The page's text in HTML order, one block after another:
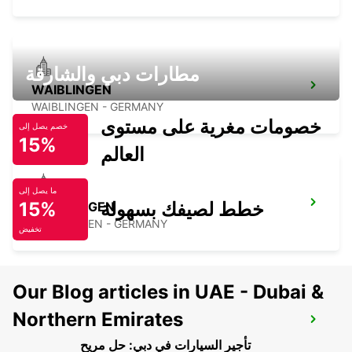
WAIBLINGEN
WAIBLINGEN - GERMANY
NUERTINGEN
NUERTINGEN - GERMANY
CRAILSHEIM NO TRUCKS
CRAILSHEIM - GERMANY
مطارات دبي والشارقة
خصم يصل إلى
15%
خصومات مغرية على مستوى
العالم
ما يصل إلى
15%
تخفيض
خطط لصيفك بسهولة
Our Blog articles in UAE - Dubai &
Northern Emirates
تأجير السيارات في دبي: حل مريح